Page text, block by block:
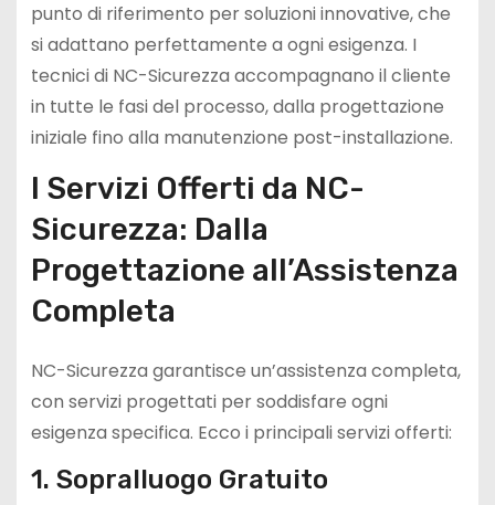
punto di riferimento per soluzioni innovative, che
si adattano perfettamente a ogni esigenza. I
tecnici di NC-Sicurezza accompagnano il cliente
in tutte le fasi del processo, dalla progettazione
iniziale fino alla manutenzione post-installazione.
I Servizi Offerti da NC-
Sicurezza: Dalla
Progettazione all’Assistenza
Completa
NC-Sicurezza garantisce un’assistenza completa,
con servizi progettati per soddisfare ogni
esigenza specifica. Ecco i principali servizi offerti:
1. Sopralluogo Gratuito